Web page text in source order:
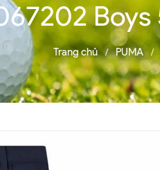
Trang chủ / PUMA /